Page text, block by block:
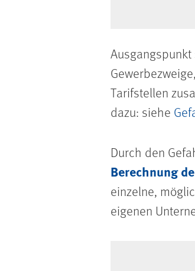
Tarifstellen
dazu: siehe
Durch den
Berechnung
einzelne,
eigenen